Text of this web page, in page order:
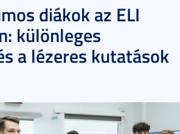
diákok az ELI
különleges
a lézeres kutatások